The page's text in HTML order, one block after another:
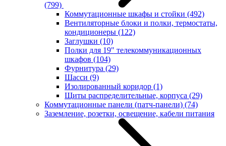
(799)
Коммутационные шкафы и стойки (492)
Вентиляторные блоки и полки, термостаты,
кондиционеры (122)
Заглушки (10)
Полки для 19" телекоммуникационных
шкафов (104)
Фурнитура (29)
Шасси (9)
Изолированный коридор (1)
Щиты распределительные, корпуса (29)
Коммутационные панели (патч-панели) (74)
Заземление, розетки, освещение, кабели питания